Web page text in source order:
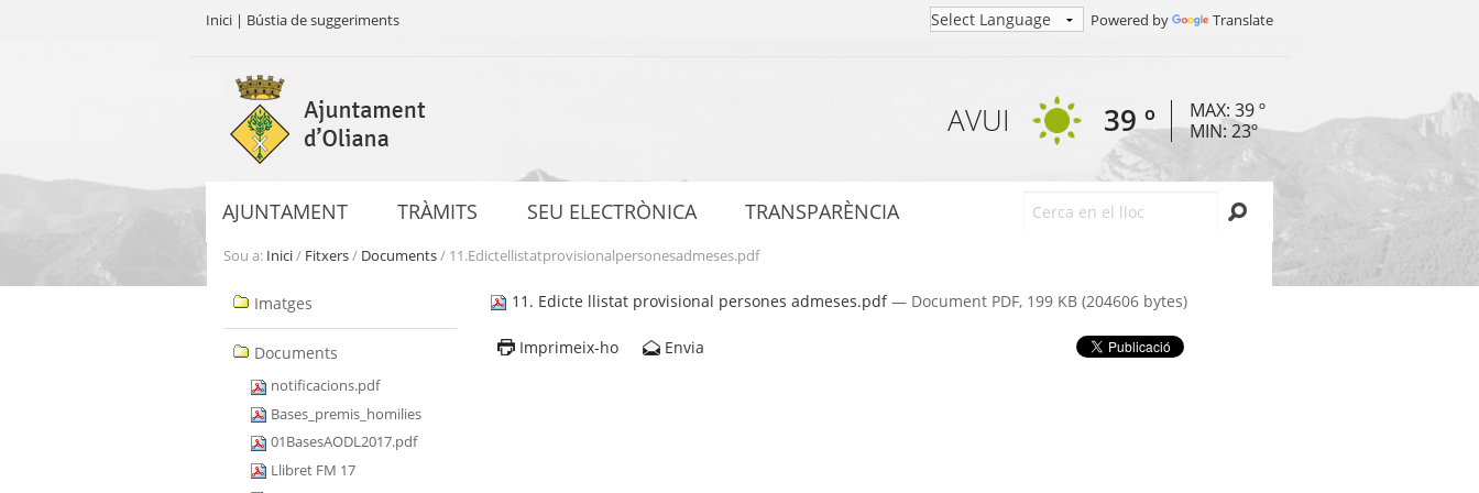
Inici | Bústia de suggeriments Powered by Translate
contingut.
navegació
AVUI 39 º
MAX: 39 º
MIN: 23º
AJUNTAMENT TRÀMITS SEU ELECTRÒNICA TRANSPARÈNCIA
Sou a: Inici/ Fitxers/ Documents/ 11.Edictellistatprovisionalpersonesadmeses.pdf
Navegació
Imatges
Documents
notificacions.pdf
Bases_premis_homilies
01BasesAODL2017.pdf
Llibret FM 17
11. Edicte llistat provisional persones admeses.pdf— Document PDF, 199 KB (204606 bytes)
Imprimeix-ho Envia